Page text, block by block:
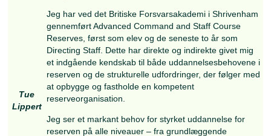
hold 99-01 og har efterfølgende været
Kosovo i 2001 og Feyzabad i Afghanistan i
har deltaget i adskillige missionsorienterede
uddannelser i Oksbøl, kurser i tolkebrug og
periode desuden fungeret som CAC-
har i nogle år været designeret ved
Efterretningsregimentet og er for tiden
efterretningsofficer i Hærkommandoens G2.